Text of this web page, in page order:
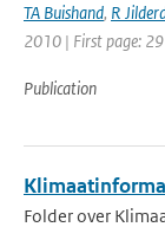
TA Buishand, R
2010 | First page:
Publication
Folder over